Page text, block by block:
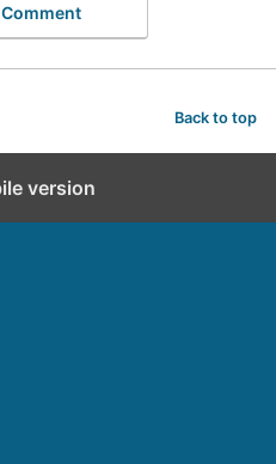
Comment
Back to top
version